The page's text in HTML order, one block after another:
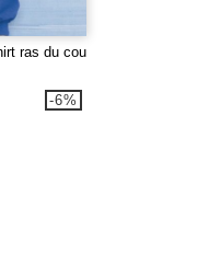
ras du cou
-6%